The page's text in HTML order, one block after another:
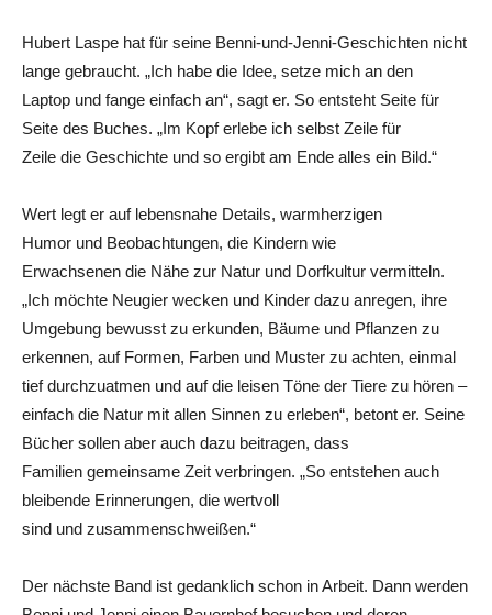
Hubert Laspe hat für seine Benni-und-Jenni-Geschichten nicht
lange gebraucht. „Ich habe die Idee, setze mich an den
Laptop und ­fange einfach an“, sagt er. So entsteht Seite für
Seite des Buches. „Im Kopf erlebe ich selbst Zeile für
Zeile die ­Geschichte und so ergibt am Ende alles ein Bild.“
Wert legt er auf lebens­nahe Details, warmherzigen
Humor und Beobachtungen, die Kindern wie
Erwachsenen die Nähe zur Natur und Dorfkultur vermitteln.
„Ich möchte Neugier wecken und Kinder dazu anregen, ihre
Umgebung bewusst zu erkunden, Bäume und Pflanzen zu
erkennen, auf Formen, Farben und Muster zu achten, einmal
tief durchzuatmen und auf die leisen ­Töne der Tiere zu hören –
einfach die Natur mit allen Sinnen zu erleben“, betont er. Seine
Bücher sollen aber auch dazu beitragen, dass
Familien gemeinsame Zeit verbringen. „So entstehen auch
bleibende Erinnerungen, die wertvoll
sind und zusammenschweißen.“
Der nächste Band ist gedanklich schon in Arbeit. Dann werden